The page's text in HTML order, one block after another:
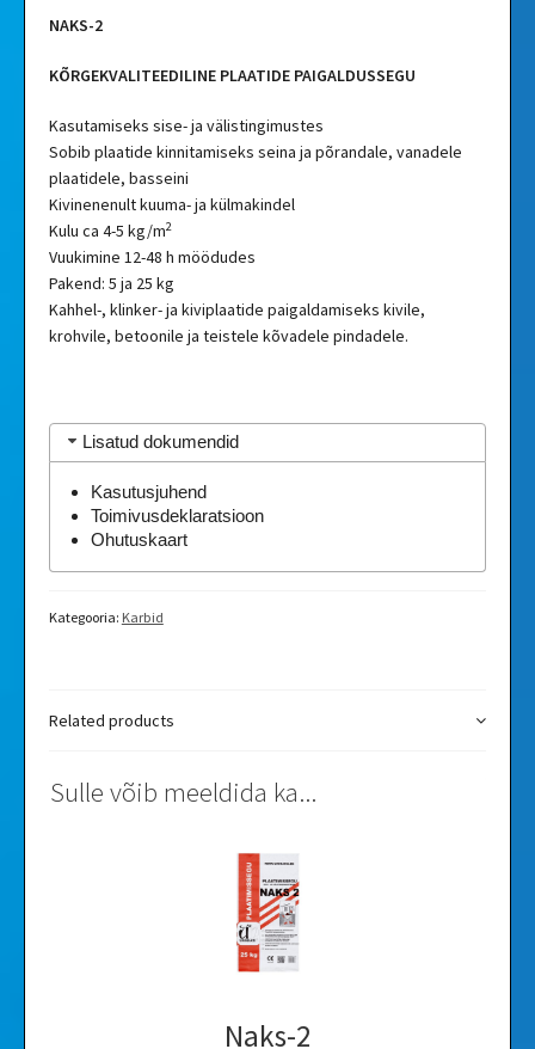
NAKS-2
KÕRGEKVALITEEDILINE PLAATIDE PAIGALDUSSEGU
Kasutamiseks sise- ja välistingimustes
Sobib plaatide kinnitamiseks seina ja põrandale, vanadele
plaatidele, basseini
Kivinenenult kuuma- ja külmakindel
Kulu ca 4-5 kg/m2
Vuukimine 12-48 h möödudes
Pakend: 5 ja 25 kg
Kahhel-, klinker- ja kiviplaatide paigaldamiseks kivile,
krohvile, betoonile ja teistele kõvadele pindadele.
Lisatud dokumendid
Kasutusjuhend
Toimivusdeklaratsioon
Ohutuskaart
Kategooria: Karbid
Related products
Sulle võib meeldida ka...
Naks-2